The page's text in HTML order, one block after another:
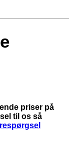
priser på
til os så